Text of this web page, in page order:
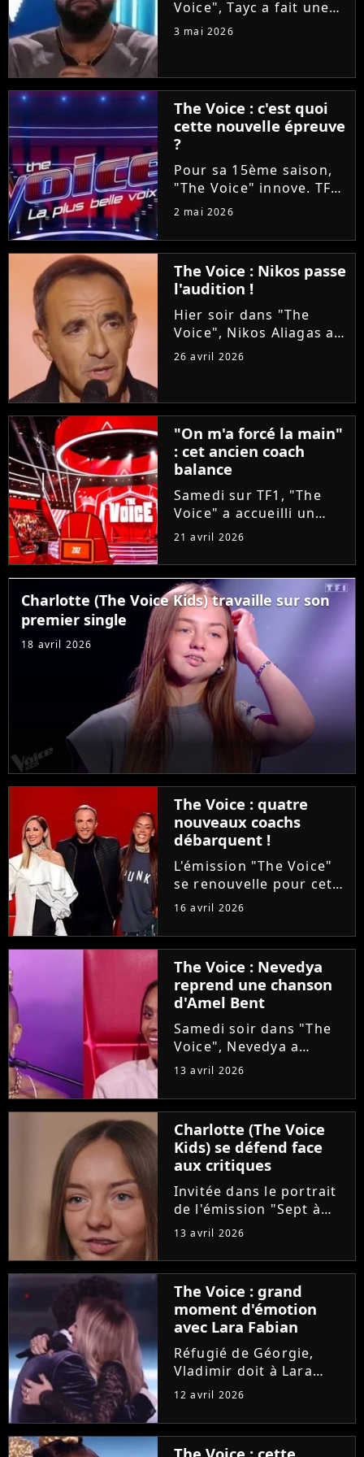
Voice", Tayc a fait une
proposition en or à
enregistrer un duo sur
son nouvel album
"Joÿa". Et le chanteur a
tenu...
3 mai 2026
The Voice : c'est quoi
cette nouvelle épreuve
?
Pour sa 15ème saison,
"The Voice" innove. TF1
va proposer ce soir aux
d'assister à deux
épreuves en une : les
Qualifications et les
Battles. On vous
explique tout !
2 mai 2026
The Voice : Nikos passe
l'audition !
Hier soir dans "The
Voice", Nikos Aliagas a
réservé une surprise de
d'un candidat. A-t-il
réussi à convaincre Lara
Fabian, Florent Pagny,...
26 avril 2026
"On m'a forcé la main"
: cet ancien coach
balance
Samedi sur TF1, "The
Voice" a accueilli un
invité exceptionnel pour
Louis Bertignac ! Coach
emblématique des deux
premières saisons, le
rockeur avait
pourtant...
21 avril 2026
Charlotte (The Voice Kids) travaille sur son
premier single
18 avril 2026
The Voice : quatre
nouveaux coachs
débarquent !
L'émission "The Voice"
se renouvelle pour cette
saison 15. Alors que les
arrivent à leur terme, la
production ajoute une
étape avant les Battles :
les Qualifications....
16 avril 2026
The Voice : Nevedya
reprend une chanson
d'Amel Bent
Samedi soir dans "The
Voice", Nevedya a
proposé une version
"Pourquoi tu restes"
d'Amel Bent. Un
moment chargé en
émotion qui n'a
néanmoins pas fait se
retourner...
13 avril 2026
Charlotte (The Voice
Kids) se défend face
aux critiques
Invitée dans le portrait
de l'émission "Sept à
Huit", Charlotte est
diagnostiqué à l'âge de
8 ans. La maladie et les
opérations de la
dernière gagnante de
"The...
13 avril 2026
The Voice : grand
moment d'émotion
avec Lara Fabian
Réfugié de Géorgie,
Vladimir doit à Lara
Fabian son
français et sa vocation
de chanteur. Sur le
12 avril 2026